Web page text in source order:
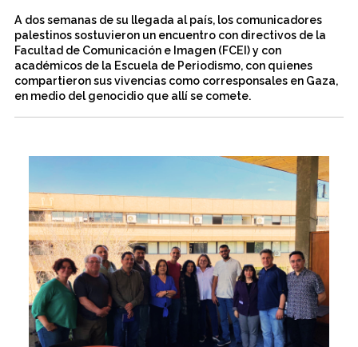
INTERNACIONAL
ADMISIÓN
PERIODISMO CINE Y TV
A dos semanas de su llegada al país, los comunicadores
palestinos sostuvieron un encuentro con directivos de la
Facultad de Comunicación e Imagen (FCEI) y con
académicos de la Escuela de Periodismo, con quienes
compartieron sus vivencias como corresponsales en Gaza,
en medio del genocidio que allí se comete.